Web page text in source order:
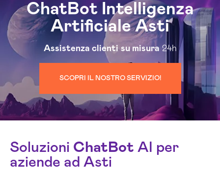
ChatBot Intelligenza
Artificiale Asti
Assistenza clienti su misura 24h
SCOPRI IL NOSTRO SERVIZIO!
Soluzioni ChatBot AI per
aziende ad Asti